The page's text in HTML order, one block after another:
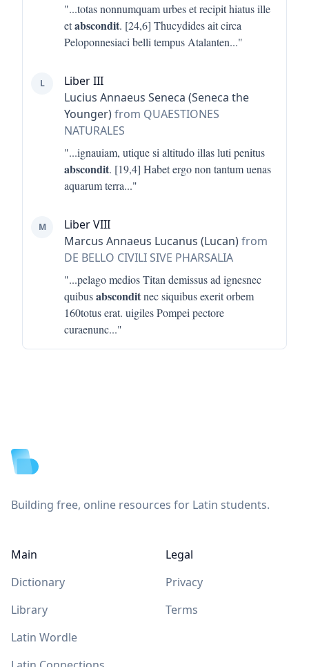
"...totas nonnumquam urbes et recipit hiatus ille
etabscondit. [24,6] Thucydides ait circa
Peloponnesiaci belli tempus Atalanten..."
L
Liber III
Lucius Annaeus Seneca (Seneca the
Younger)from QUAESTIONES
NATURALES
"...ignauiam, utique si altitudo illas luti penitus
abscondit. [19,4] Habet ergo non tantum uenas
aquarum terra..."
M
Liber VIII
Marcus Annaeus Lucanus (Lucan)from
DE BELLO CIVILI SIVE PHARSALIA
"...pelago medios Titan demissus ad ignesnec
quibusabsconditnec siquibus exerit orbem
160totus erat. uigiles Pompei pectore
curaenunc..."
Building free, online resources for Latin students.
Main
Dictionary
Library
Latin Wordle
Legal
Privacy
Terms